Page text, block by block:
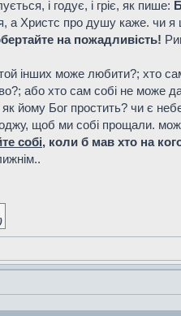
і годує, і гріє, як пише:
а Христс про душу каже. чи
на пожадливість!
інших може любити?; хто
або хто сам собі не може
йому Бог простить? чи є
щоб ми собі прощали.
собі, коли б мав хто на